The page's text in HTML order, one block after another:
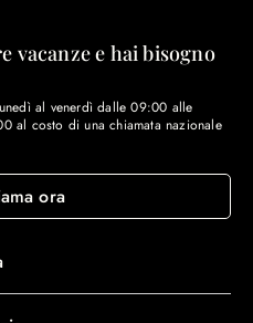
vacanze e hai bisogno
al venerdì dalle 09:00 alle
al costo di una chiamata nazionale
ora